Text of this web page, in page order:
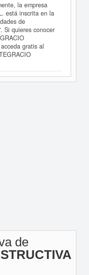
la empresa
está inscrita en la
de
Si quieres conocer
gratis al
de